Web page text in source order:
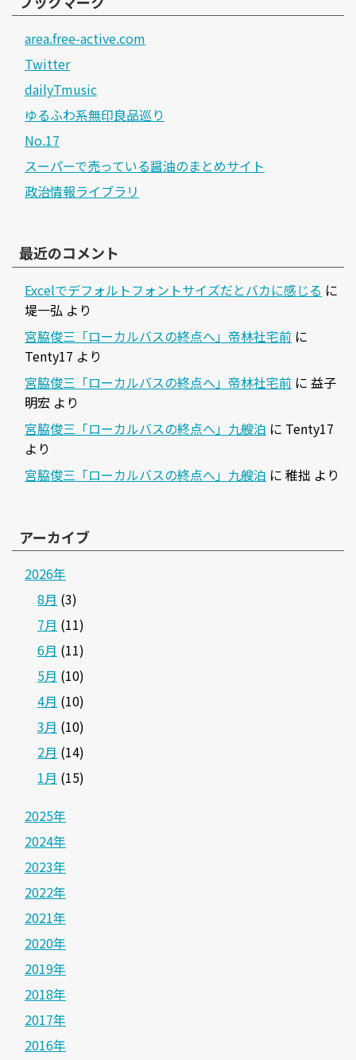
area.free-active.com
Twitter
dailyTmusic
ゆるふわ系無印良品巡り
No.17
スーパーで売っている醤油のまとめサイト
政治情報ライブラリ
最近のコメント
Excelでデフォルトフォントサイズだとバカに感じる に
堤一弘 より
宮脇俊三「ローカルバスの終点へ」帝林社宅前 に
Tenty17 より
宮脇俊三「ローカルバスの終点へ」帝林社宅前 に 益子
明宏 より
宮脇俊三「ローカルバスの終点へ」九艘泊 に Tenty17
より
宮脇俊三「ローカルバスの終点へ」九艘泊 に 稚拙 より
アーカイブ
2026年
8月 (3)
7月 (11)
6月 (11)
5月 (10)
4月 (10)
3月 (10)
2月 (14)
1月 (15)
2025年
2024年
2023年
2022年
2021年
2020年
2019年
2018年
2017年
2016年